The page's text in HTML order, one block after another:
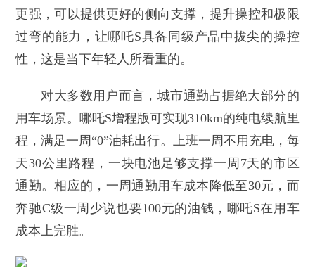
更强，可以提供更好的侧向支撑，提升操控和极限
过弯的能力，让哪吒S具备同级产品中拔尖的操控
性，这是当下年轻人所看重的。
对大多数用户而言，城市通勤占据绝大部分的
用车场景。哪吒S增程版可实现310km的纯电续航里
程，满足一周“0”油耗出行。上班一周不用充电，每
天30公里路程，一块电池足够支撑一周7天的市区
通勤。相应的，一周通勤用车成本降低至30元，而
奔驰C级一周少说也要100元的油钱，哪吒S在用车
成本上完胜。